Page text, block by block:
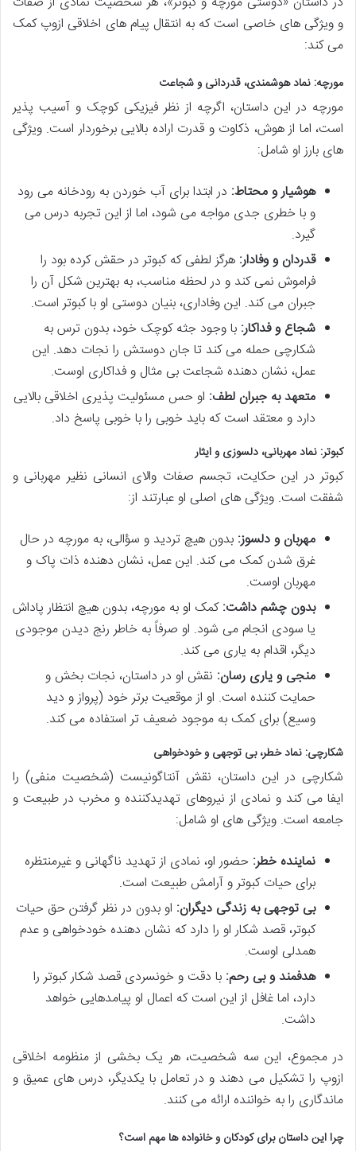
و ویژگی های خاصی است که به انتقال پیام های اخلاقی ازوپ کمک
می کند:
مورچه: نماد هوشمندی، قدردانی و شجاعت
مورچه در این داستان، اگرچه از نظر فیزیکی کوچک و آسیب پذیر
است، اما از هوش، ذکاوت و قدرت اراده بالایی برخوردار است. ویژگی
های بارز او شامل:
هوشیار و محتاط: در ابتدا برای آب خوردن به رودخانه می رود
و با خطری جدی مواجه می شود، اما از این تجربه درس می
گیرد.
قدردان و وفادار: هرگز لطفی که کبوتر در حقش کرده بود را
فراموش نمی کند و در لحظه مناسب، به بهترین شکل آن را
جبران می کند. این وفاداری، بنیان دوستی او با کبوتر است.
شجاع و فداکار: با وجود جثه کوچک خود، بدون ترس به
شکارچی حمله می کند تا جان دوستش را نجات دهد. این
عمل، نشان دهنده شجاعت بی مثال و فداکاری اوست.
متعهد به جبران لطف: او حس مسئولیت پذیری اخلاقی بالایی
دارد و معتقد است که باید خوبی را با خوبی پاسخ داد.
کبوتر: نماد مهربانی، دلسوزی و ایثار
کبوتر در این حکایت، تجسم صفات والای انسانی نظیر مهربانی و
شفقت است. ویژگی های اصلی او عبارتند از:
مهربان و دلسوز: بدون هیچ تردید و سؤالی، به مورچه در حال
غرق شدن کمک می کند. این عمل، نشان دهنده ذات پاک و
مهربان اوست.
بدون چشم داشت:کمک او به مورچه، بدون هیچ انتظار پاداش
یا سودی انجام می شود. او صرفاً به خاطر رنج دیدن موجودی
دیگر، اقدام به یاری می کند.
منجی و یاری رسان: نقش او در داستان، نجات بخش و
حمایت کننده است. او از موقعیت برتر خود (پرواز و دید
وسیع) برای کمک به موجود ضعیف تر استفاده می کند.
شکارچی: نماد خطر، بی توجهی و خودخواهی
شکارچی در این داستان، نقش آنتاگونیست (شخصیت منفی) را
ایفا می کند و نمادی از نیروهای تهدیدکننده و مخرب در طبیعت و
جامعه است. ویژگی های او شامل:
نماینده خطر: حضور او، نمادی از تهدید ناگهانی و غیرمنتظره
برای حیات کبوتر و آرامش طبیعت است.
بی توجهی به زندگی دیگران: او بدون در نظر گرفتن حق حیات
کبوتر، قصد شکار او را دارد که نشان دهنده خودخواهی و عدم
همدلی اوست.
هدفمند و بی رحم: با دقت و خونسردی قصد شکار کبوتر را
دارد، اما غافل از این است که اعمال او پیامدهایی خواهد
داشت.
در مجموع، این سه شخصیت، هر یک بخشی از منظومه اخلاقی
ازوپ را تشکیل می دهند و در تعامل با یکدیگر، درس های عمیق و
ماندگاری را به خواننده ارائه می کنند.
چرا این داستان برای کودکان و خانواده ها مهم است؟